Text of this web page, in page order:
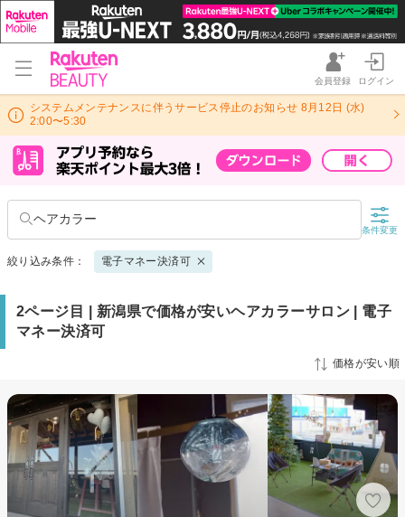
会員登録 ログイン
システムメンテナンスに伴うサービス停止のお知らせ 8月12日 (水)
2:00〜5:30
ヘアカラー
条件変更
絞り込み条件： 電子マネー決済可
2ページ目 | 新潟県で価格が安いヘアカラーサロン | 電子
マネー決済可
価格が安い順